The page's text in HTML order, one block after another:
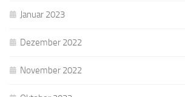
Januar 2023
Dezember 2022
November 2022